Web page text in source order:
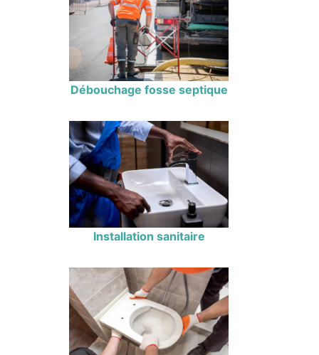
Débouchage fosse septique
Installation sanitaire